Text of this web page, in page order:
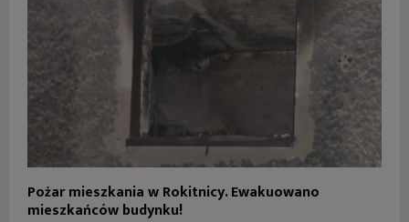
Pożar mieszkania w Rokitnicy. Ewakuowano
mieszkańców budynku!